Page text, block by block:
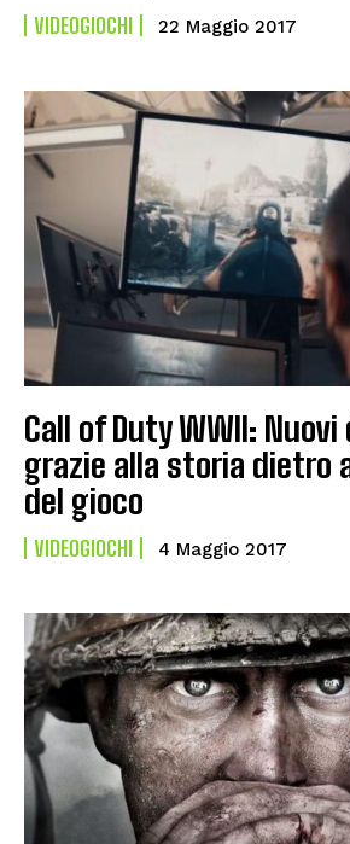
VIDEOGIOCHI 22 Maggio 2017
Call of Duty WWII:
grazie alla storia dietro
del gioco
VIDEOGIOCHI 4 Maggio 2017